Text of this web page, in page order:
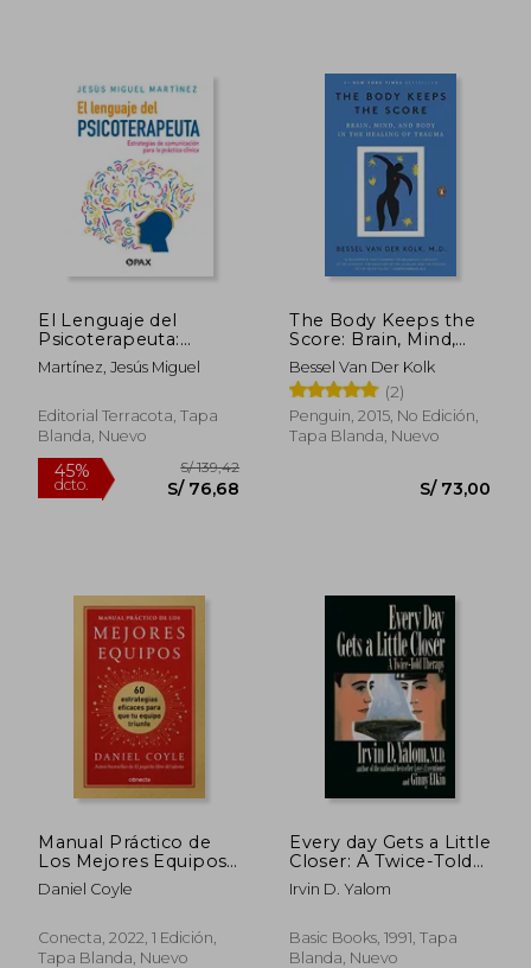
El Lenguaje del
Psicoterapeuta:
Estrategias de
Comunicación Para
Martínez, Jesús Miguel
Editorial Terracota, Tapa
Blanda, Nuevo
45%
dcto. S/ 76,68
The Body Keeps the
Score: Brain, Mind,
and Body in the
Healing of Trauma
(en Inglés)
Bessel Van Der Kolk
(2)
Penguin, 2015, No Edición,
Tapa Blanda, Nuevo
Manual Práctico de
Los Mejores Equipos:
60 Estrategias
Eficaces Para Que Tu
Culture Playbook
Daniel Coyle
Conecta, 2022, 1 Edición,
Tapa Blanda, Nuevo
Every day Gets a Little
Closer: A Twice-Told
Therapy (en Inglés)
Irvin D. Yalom
Basic Books, 1991, Tapa
Blanda, Nuevo